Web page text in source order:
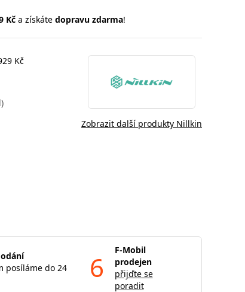
Kča získáte dopravu zdarma!
Kč
Zobrazit další produkty Nillkin
posíláme do 24
6
F-Mobil
prodejen
přijďte se
poradit